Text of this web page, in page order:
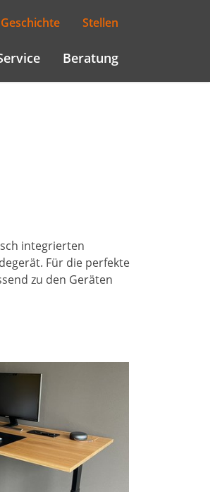
Geschichte Stellen
Beratung
integrierten
Für die perfekte
zu den Geräten
Menu